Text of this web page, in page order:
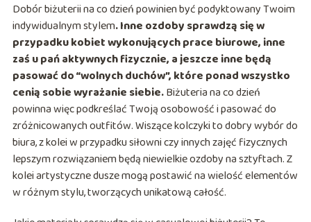
Dobór biżuterii na co dzień powinien być podyktowany Twoim
indywidualnym stylem. Inne ozdoby sprawdzą się w
przypadku kobiet wykonujących prace biurowe, inne
zaś u pań aktywnych fizycznie, a jeszcze inne będą
pasować do “wolnych duchów”, które ponad wszystko
cenią sobie wyrażanie siebie.Biżuteria na co dzień
powinna więc podkreślać Twoją osobowość i pasować do
zróżnicowanych outfitów. Wiszące kolczyki to dobry wybór do
biura, z kolei w przypadku siłowni czy innych zajęć fizycznych
lepszym rozwiązaniem będą niewielkie ozdoby na sztyftach. Z
kolei artystyczne dusze mogą postawić na wielość elementów
w różnym stylu, tworzących unikatową całość.